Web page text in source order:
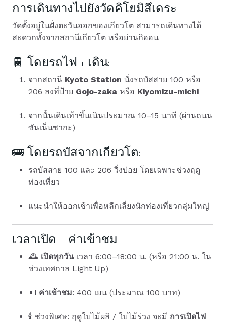
การเดินทางไปยังวัดคิโยมิสึเดระ
วัดตั้งอยู่ในฝั่งตะวันออกของเกียวโต สามารถเดินทางได้
สะดวกทั้งจากสถานีเกียวโต หรือย่านกิออน
🚆 โดยรถไฟ + เดิน:
จากสถานี Kyoto Station นั่งรถบัสสาย 100 หรือ
206 ลงที่ป้าย Gojo-zaka หรือ Kiyomizu-michi
จากนั้นเดินเท้าขึ้นเนินประมาณ 10–15 นาที (ผ่านถนน
ซันเน็นซากะ)
🚌 โดยรถบัสจากเกียวโต:
รถบัสสาย 100 และ 206 วิ่งบ่อย โดยเฉพาะช่วงฤดู
ท่องเที่ยว
แนะนำให้ออกเช้าเพื่อหลีกเลี่ยงนักท่องเที่ยวกลุ่มใหญ่
เวลาเปิด – ค่าเข้าชม
🕰 เปิดทุกวันเวลา 6:00–18:00 น. (หรือ 21:00 น. ใน
ช่วงเทศกาล Light Up)
💴 ค่าเข้าชม: 400 เยน (ประมาณ 100 บาท)
🕯 ช่วงพิเศษ: ฤดูใบไม้ผลิ / ใบไม้ร่วง จะมี การเปิดไฟ